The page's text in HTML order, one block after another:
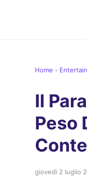
Home ›
Il
Peso
giovedì 2 luglio